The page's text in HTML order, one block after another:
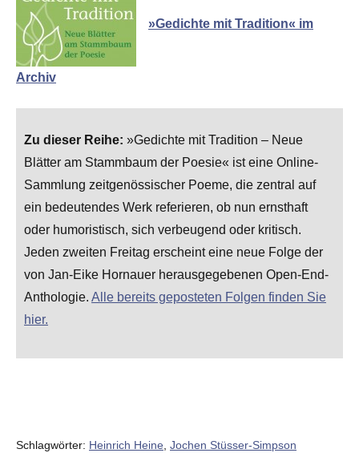
»Gedichte mit Tradition« im
Archiv
Zu dieser Reihe: »Gedichte mit Tradition – Neue
Blätter am Stammbaum der Poesie« ist eine Online-
Sammlung zeitgenössischer Poeme, die zentral auf
ein bedeutendes Werk referieren, ob nun ernsthaft
oder humoristisch, sich verbeugend oder kritisch.
Jeden zweiten Freitag erscheint eine neue Folge der
von Jan-Eike Hornauer herausgegebenen Open-End-
Anthologie. Alle bereits geposteten Folgen finden Sie
hier.
Schlagwörter: Heinrich Heine Jochen Stüsser-Simpson